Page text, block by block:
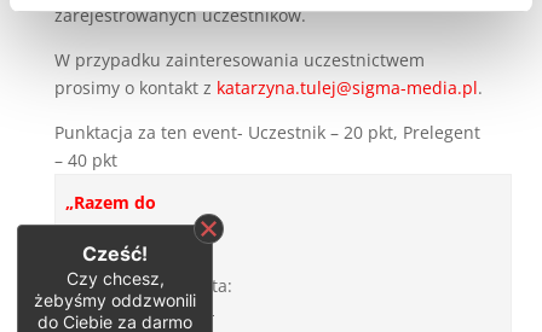
zarejestrowanych uczestników.
W przypadku zainteresowania uczestnictwem
prosimy o kontakt z katarzyna.tulej@sigma-media.pl.
Punktacja za ten event- Uczestnik – 20 pkt, Prelegent
– 40 pkt
„Razem do
mety” – o
sponsoringu
sportowym
w
Data:
14-
Cześć!
Czy chcesz,
żebyśmy oddzwonili
do Ciebie za darmo